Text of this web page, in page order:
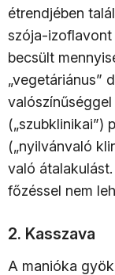
étrendjében
szója-izoflavont
becsült
„vegetáriánus”
(„szubklinikai”)
(„nyilvánvaló
való átalakulást.
főzéssel nem
2. Kasszava
A manióka